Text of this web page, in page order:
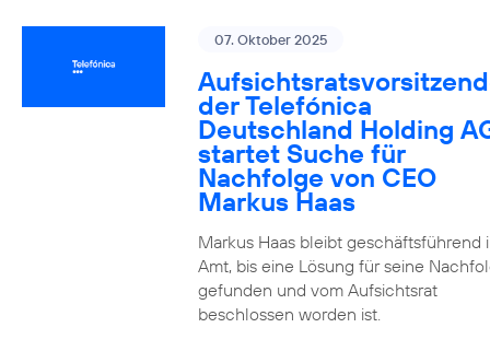
07. Oktober 2025
der Telefónica
Deutschland Holding
startet Suche für
Nachfolge von CEO
Markus Haas
Markus Haas bleibt geschäftsführend
Amt, bis eine Lösung für seine
gefunden und vom Aufsichtsrat
beschlossen worden ist.